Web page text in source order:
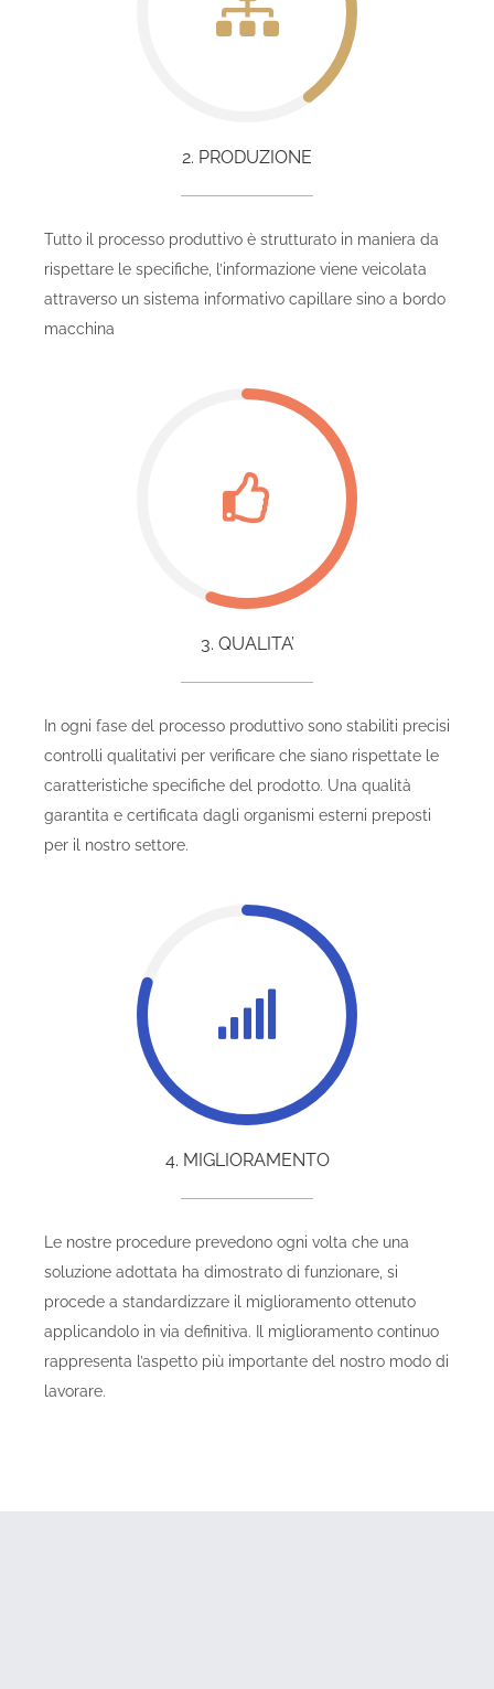
2. PRODUZIONE
Tutto il processo produttivo è strutturato in maniera da
rispettare le specifiche, l’informazione viene veicolata
attraverso un sistema informativo capillare sino a bordo
macchina
3. QUALITA’
In ogni fase del processo produttivo sono stabiliti precisi
controlli qualitativi per verificare che siano rispettate le
caratteristiche specifiche del prodotto. Una qualità
garantita e certificata dagli organismi esterni preposti
per il nostro settore.
4. MIGLIORAMENTO
Le nostre procedure prevedono ogni volta che una
soluzione adottata ha dimostrato di funzionare, si
procede a standardizzare il miglioramento ottenuto
applicandolo in via definitiva. Il miglioramento continuo
rappresenta l’aspetto più importante del nostro modo di
lavorare.